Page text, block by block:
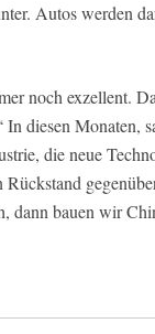
Autos werden
noch exzellent.
diesen Monaten,
die neue
dann bauen wir